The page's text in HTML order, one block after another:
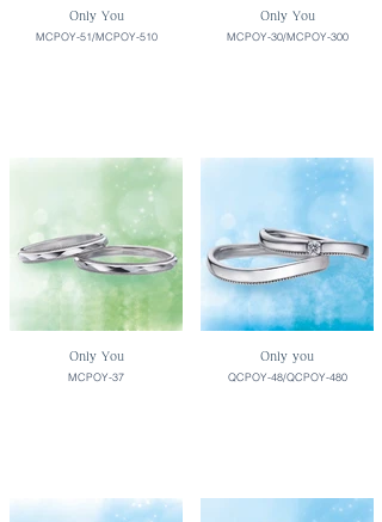
Only You
MCPOY-51/MCPOY-510
Only You
MCPOY-30/MCPOY-300
Only You
MCPOY-37
Only you
QCPOY-48/QCPOY-480